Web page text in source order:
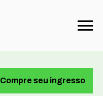
Compre seu ingresso